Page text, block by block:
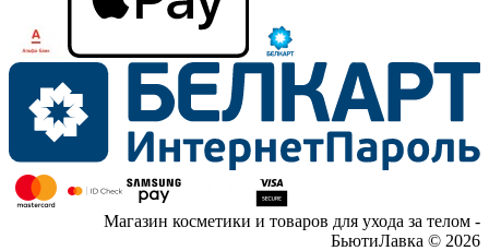
Магазин косметики и товаров для ухода за телом -
БьютиЛавка © 2026